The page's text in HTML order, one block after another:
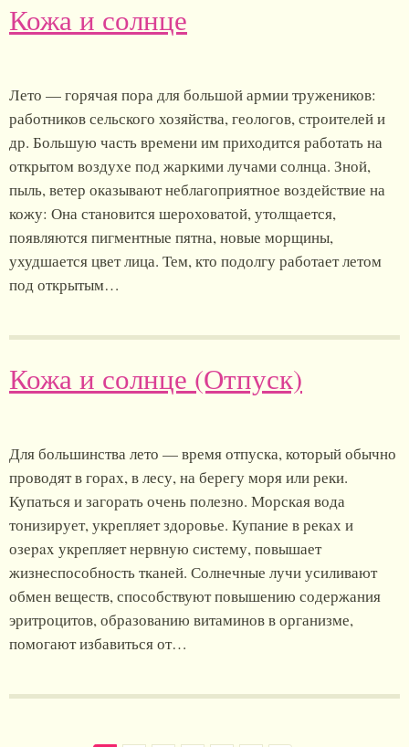
Кожа и солнце
Лето — горячая пора для большой армии тружеников:
работников сельского хозяйства, геологов, строителей и
др. Большую часть времени им приходится работать на
открытом воздухе под жаркими лучами солнца. Зной,
пыль, ветер оказывают неблагоприятное воздействие на
кожу: Она становится шероховатой, утолщается,
появляются пигментные пятна, новые морщины,
ухудшается цвет лица. Тем, кто подолгу работает летом
под открытым…
Кожа и солнце (Отпуск)
Для большинства лето — время отпуска, который обычно
проводят в горах, в лесу, на берегу моря или реки.
Купаться и загорать очень полезно. Морская вода
тонизирует, укрепляет здоровье. Купание в реках и
озеpax укрепляет нервную систему, повышает
жизнеспособность тканей. Солнечные лучи усиливают
обмен веществ, способствуют повышению содержания
эритроцитов, образованию витаминов в организме,
помогают избавиться от…